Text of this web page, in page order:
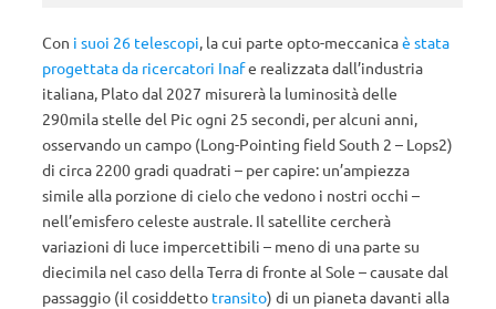
Con i suoi 26 telescopi, la cui parte opto-meccanicaè stata
progettata da ricercatori Inafe realizzata dall’industria
italiana, Plato dal 2027 misurerà la luminosità delle
290mila stelle del Pic ogni 25 secondi, per alcuni anni,
osservando un campo (Long-Pointing field South 2 – Lops2)
di circa 2200 gradi quadrati – per capire: un’ampiezza
simile alla porzione di cielo che vedono i nostri occhi –
nell’emisfero celeste australe. Il satellite cercherà
variazioni di luce impercettibili – meno di una parte su
diecimila nel caso della Terra di fronte al Sole – causate dal
passaggio (il cosiddetto transito) di un pianeta davanti alla